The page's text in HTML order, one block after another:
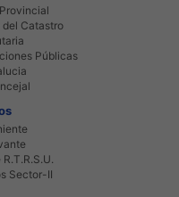
del Catastro
Públicas
Sector-II